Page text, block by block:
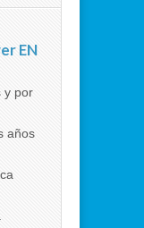
EN
y por
años